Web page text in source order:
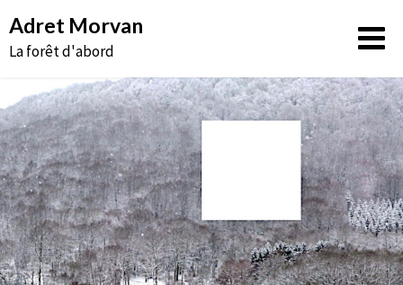
au
contenu
Adret Morvan
La forêt d'abord